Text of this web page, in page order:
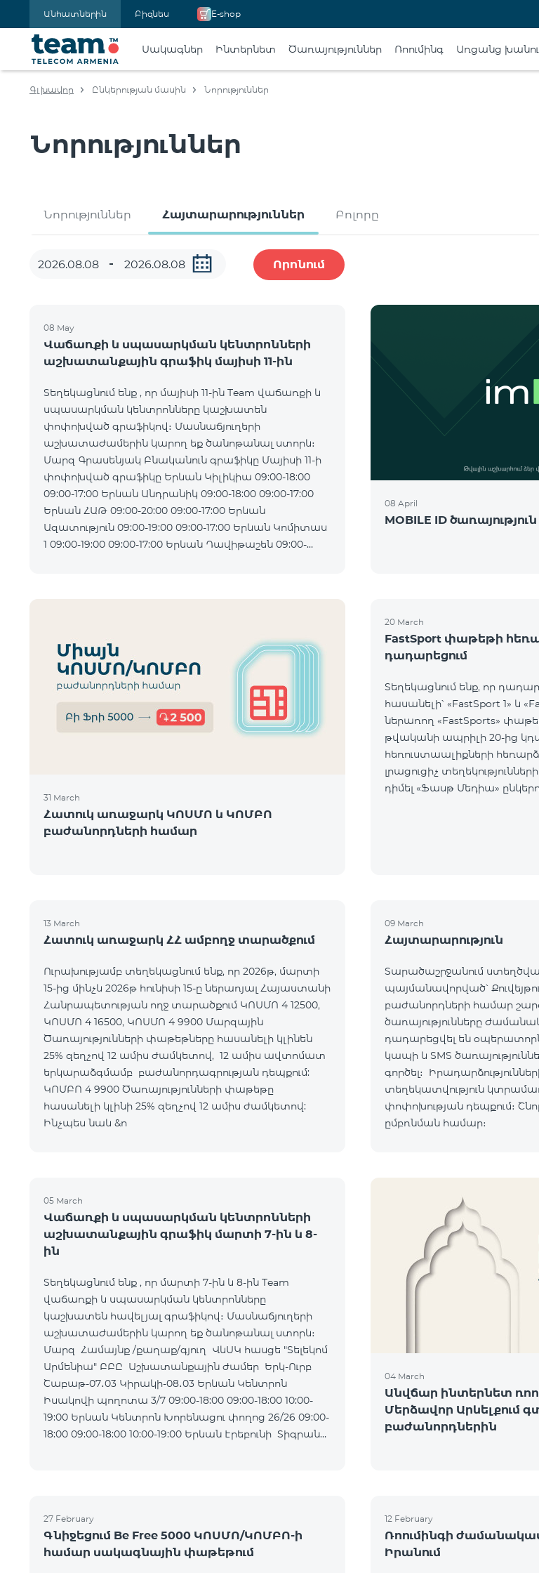
Անհատներին Բիզնես E-shop
Սակագներ Ինտերնետ Ծառայություններ Ռոումինգ Առցանց
Գլխավոր Ընկերության մասին Նորություններ
Նորություններ
Նորություններ Հայտարարություններ Բոլորը
Որոնում
08 May
Վաճառքի և սպասարկման կենտրոնների
աշխատանքային գրաֆիկ մայիսի 11-ին
Տեղեկացնում ենք , որ մայիսի 11-ին Team վաճառքի և
սպասարկման կենտրոնները կաշխատեն
փոփոխված գրաֆիկով։ Մասնաճյուղերի
աշխատաժամերին կարող եք ծանոթանալ ստորև։
Մարզ Գրասենյակ Բնականուն գրաֆիկը Մայիսի 11-ի
փոփոխված գրաֆիկը Երևան Կիլիկիա 09:00-18:00
09:00-17:00 Երևան Անդրանիկ 09:00-18:00 09:00-17:00
Երևան ՀԱԹ 09:00-20:00 09:00-17:00 Երևան
Ազատություն 09:00-19:00 09:00-17:00 Երևան Կոմիտաս
1 09:00-19:00 09:00-17:00 Երևան Դավիթաշեն 09:00-
08 April
MOBILE ID ծառայություն
31 March
Հատուկ առաջարկ ԿՈՍՄՈ և ԿՈՄԲՈ
բաժանորդների համար
20 March
FastSport փաթեթի
դադարեցում
Տեղեկացնում ենք, որ
հասանելի՝ «FastSport 1» և
ներառող «FastSports» փաթեթի
թվականի ապրիլի 20-ից
հեռուստաալիքների հեռարձակումը։
լրացուցիչ
դիմել «Ֆասթ Մեդիա»
13 March
Հատուկ առաջարկ ՀՀ ամբողջ տարածքում
Ուրախությամբ տեղեկացնում ենք, որ 2026թ, մարտի
15-ից մինչև 2026թ հունիսի 15-ը ներառյալ Հայաստանի
Հանրապետության ողջ տարածքում ԿՈՍՄՈ 4 12500,
ԿՈՍՄՈ 4 16500, ԿՈՍՄՈ 4 9900 Մարզային
Ծառայությունների փաթեթները հասանելի կլինեն
25% զեղչով 12 ամիս ժամկետով, 12 ամիս ավտոմատ
երկարաձգմամբ բաժանորդագրության դեպքում:
ԿՈՄԲՈ 4 9900 Ծառայությունների փաթեթը
հասանելի կլինի 25% զեղչով 12 ամիս ժամկետով:
Ինչպես նաև &n
09 March
Հայտարարություն
Տարածաշրջանում
պայմանավորված՝
բաժանորդների համար
ծառայությունները
դադարեցվել են
կապի և SMS
գործել։
տեղեկատվություն
փոփոխության դեպքում։
ըմբռնման համար։
05 March
Վաճառքի և սպասարկման կենտրոնների
աշխատանքային գրաֆիկ մարտի 7-ին և 8-
ին
Տեղեկացնում ենք , որ մարտի 7-ին և 8-ին Team
վաճառքի և սպասարկման կենտրոնները
կաշխատեն հավելյալ գրաֆիկով։ Մասնաճյուղերի
աշխատաժամերին կարող եք ծանոթանալ ստորև։
Մարզ Համայնք /քաղաք/գյուղ ՎևՍԿ հասցե "Տելեկոմ
Արմենիա" ԲԲԸ Աշխատանքային ժամեր Երկ-Ուրբ
Շաբաթ-07․03 Կիրակի-08․03 Երևան Կենտրոն
Իսակովի պողոտա 3/7 09:00-18:00 09:00-18:00 10:00-
19:00 Երևան Կենտրոն Խորենացու փողոց 26/26 09:00-
18:00 09:00-18:00 10:00-19:00 Երևան Էրեբունի Տիգրան
04 March
Անվճար ինտերնետ
Մերձավոր Արևելքում
բաժանորդներին
27 February
Գնիջեցում Be Free 5000 ԿՈՍՄՈ/ԿՈՄԲՈ-ի
համար սակագնային փաթեթում
12 February
Ռոումինգի
Իրանում